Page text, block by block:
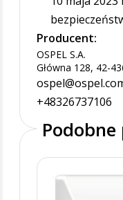
Producent:
OSPEL S.A.
Główna 128, 42-
+48326737106